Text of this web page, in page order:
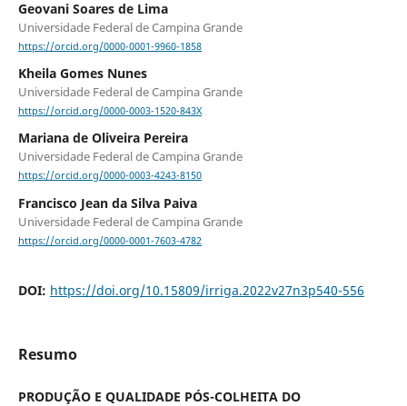
Geovani Soares de Lima
Universidade Federal de Campina Grande
https://orcid.org/0000-0001-9960-1858
Kheila Gomes Nunes
Universidade Federal de Campina Grande
https://orcid.org/0000-0003-1520-843X
Mariana de Oliveira Pereira
Universidade Federal de Campina Grande
https://orcid.org/0000-0003-4243-8150
Francisco Jean da Silva Paiva
Universidade Federal de Campina Grande
https://orcid.org/0000-0001-7603-4782
DOI: https://doi.org/10.15809/irriga.2022v27n3p540-556
Resumo
PRODUÇÃO E QUALIDADE PÓS-COLHEITA DO